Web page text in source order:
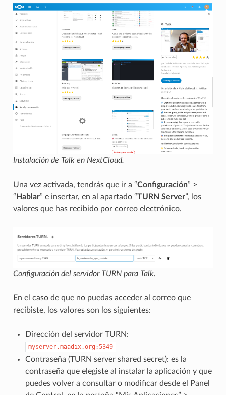
Instalación de Talk en NextCloud.
Una vez activada, tendrás que ir a “Configuración” >
“ Hablar” e insertar, en al apartado “TURN Server”, los
valores que has recibido por correo electrónico.
Configuración del servidor TURN para Talk.
En el caso de que no puedas acceder al correo que
recibiste, los valores son los siguientes:
Dirección del servidor TURN:
myserver.maadix.org:5349
Contraseña (TURN server shared secret): es la
contraseña que elegiste al instalar la aplicación y que
puedes volver a consultar o modificar desde el Panel